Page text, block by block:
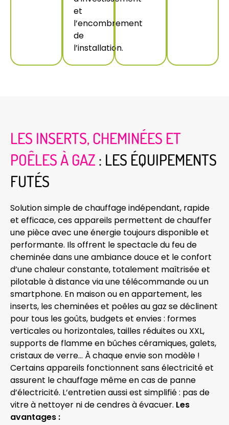
et
l’encombrement
de
l’installation.
LES INSERTS, CHEMINÉES ET
POÊLES À GAZ : LES ÉQUIPEMENTS
FUTÉS
Solution simple de chauffage indépendant, rapide
et efficace, ces appareils permettent de chauffer
une pièce avec une énergie toujours disponible et
performante. Ils offrent le spectacle du feu de
cheminée dans une ambiance douce et le confort
d’une chaleur constante, totalement maîtrisée et
pilotable à distance via une télécommande ou un
smartphone. En maison ou en appartement, les
inserts, les cheminées et poêles au gaz se déclinent
pour tous les goûts, budgets et envies : formes
verticales ou horizontales, tailles réduites ou XXL,
supports de flamme en bûches céramiques, galets,
cristaux de verre… À chaque envie son modèle !
Certains appareils fonctionnent sans électricité et
assurent le chauffage même en cas de panne
d’électricité. L’entretien aussi est simplifié : pas de
vitre à nettoyer ni de cendres à évacuer. Les
avantages :